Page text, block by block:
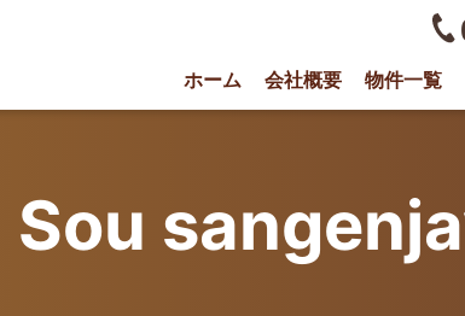
借地権に強い不動産会社｜売却・
ホーム 会社概要 物件一覧
Sou